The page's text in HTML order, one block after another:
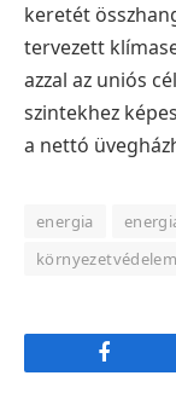
keretét
tervezett
azzal az uniós
szintekhez
a nettó
energia
környezetvédelem